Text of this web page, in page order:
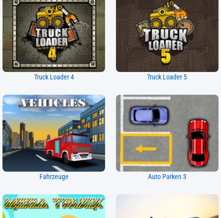
Truck Loader 4 Truck Loader 5
Fahrzeuge Auto Parken 3